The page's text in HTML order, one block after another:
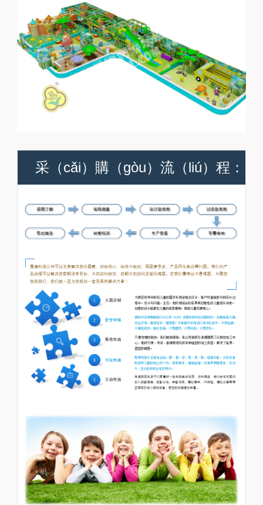
采（cǎi）購（gòu）流（liú）程：